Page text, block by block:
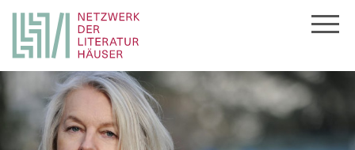
Inhalt
springen